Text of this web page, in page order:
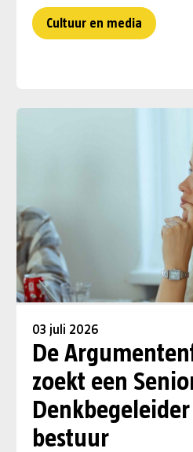
Cultuur en media
03 juli 2026
De
zoekt een
bestuur